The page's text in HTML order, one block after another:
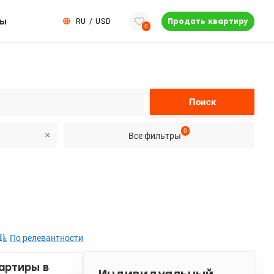
RU / USD
0
Продать квартиру
Поиск
Все фильтры
0
По релевантности
в